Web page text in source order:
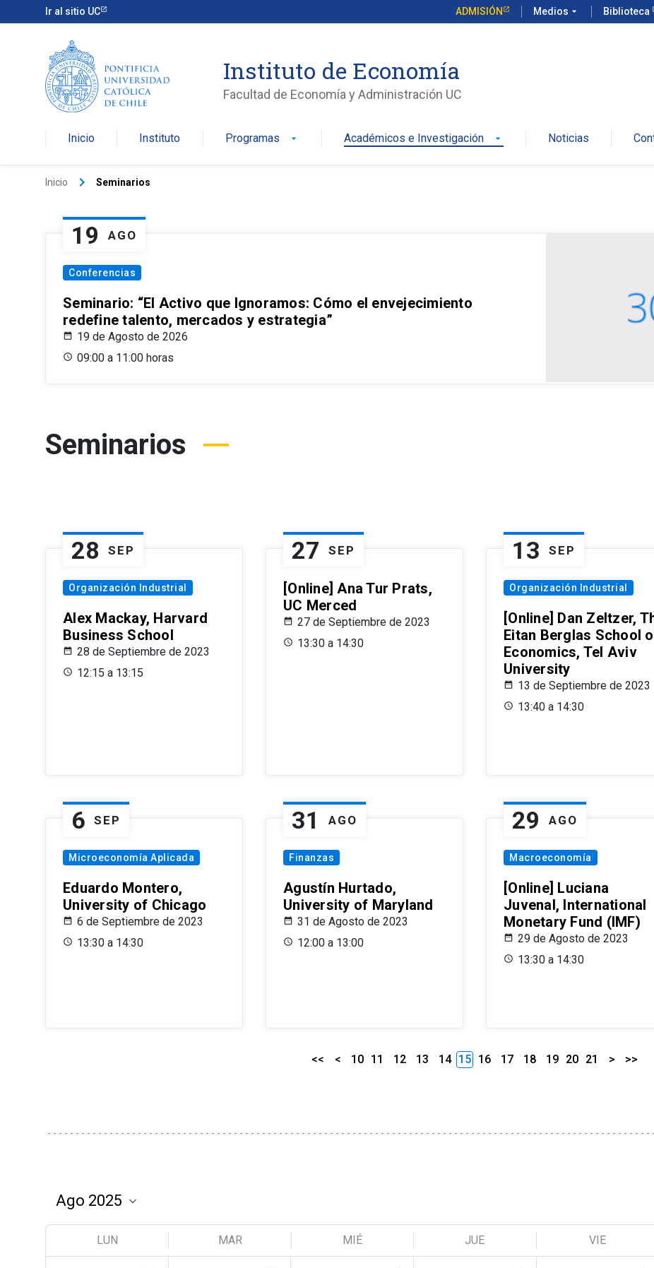
Ir al sitio UC ADMISIÓN Medios arrow_drop_down Biblioteca
Instituto de Economía
Facultad de Economía y Administración UC
Inicio Instituto Programas arrow_drop_down Académicos e Investigación arrow_drop_down Noticias
Inicio keyboard_arrow_right Seminarios
19 AGO
Conferencias
Seminario: “El Activo que Ignoramos: Cómo el envejecimiento
redefine talento, mercados y estrategia”
19 de Agosto de 2026
09:00 a 11:00 horas
Seminarios
28 SEP
Organización Industrial
Alex Mackay, Harvard
Business School
28 de Septiembre de 2023
12:15 a 13:15
27 SEP
[Online] Ana Tur Prats,
UC Merced
27 de Septiembre de 2023
13:30 a 14:30
13 SEP
Organización Industrial
[Online] Dan Zeltzer,
Eitan Berglas School
Economics, Tel Aviv
University
13 de Septiembre de 2023
13:40 a 14:30
6 SEP
Microeconomía Aplicada
Eduardo Montero,
University of Chicago
6 de Septiembre de 2023
13:30 a 14:30
31 AGO
Finanzas
Agustín Hurtado,
University of Maryland
31 de Agosto de 2023
12:00 a 13:00
29 AGO
Macroeconomía
[Online] Luciana
Juvenal, International
Monetary Fund (IMF)
29 de Agosto de 2023
13:30 a 14:30
<< < 10 11 12 13 14 15 16 17 18 19 20 21 > >>
LUN MAR MIÉ JUE VIE